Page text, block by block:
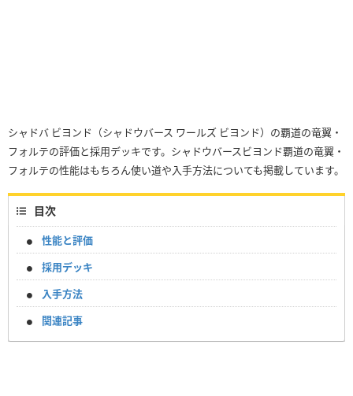
シャドバ ビヨンド（シャドウバース ワールズ ビヨンド）の覇道の竜翼・
フォルテの評価と採用デッキです。シャドウバースビヨンド覇道の竜翼・
フォルテの性能はもちろん使い道や入手方法についても掲載しています。
目次
性能と評価
採用デッキ
入手方法
関連記事